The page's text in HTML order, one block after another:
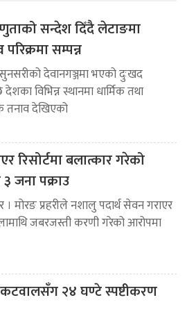
सन्देश दिँदै लेटाङमा
सम्पन्न
देवानगञ्जमा भएको दुःखद
विभिन्न स्थानमा धार्मिक तथा
तनाव देखिएको
रिसोर्टमा बलात्कार गरेको
जना पक्राउ
। मोरङ प्रहरीले नशालु पदार्थ सेवन गराएर
जबरजस्ती करणी गरेको आरोपमा
२४ घण्टे स्पष्टीकरण